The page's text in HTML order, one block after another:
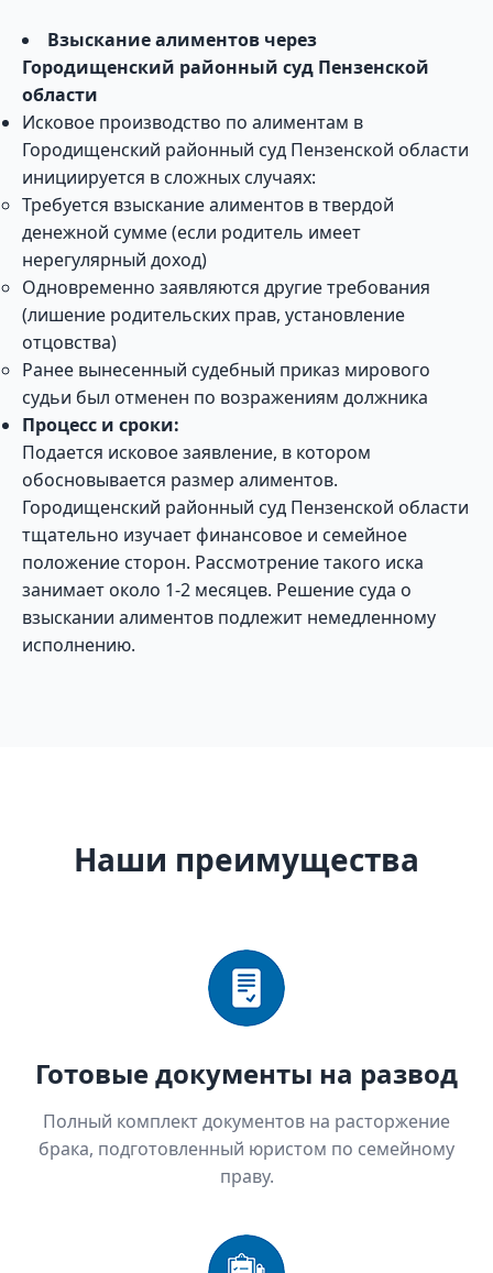
Взыскание алиментов через
Городищенский районный суд Пензенской
области
Исковое производство по алиментам в
Городищенский районный суд Пензенской области
инициируется в сложных случаях:
Требуется взыскание алиментов в твердой
денежной сумме (если родитель имеет
нерегулярный доход)
Одновременно заявляются другие требования
(лишение родительских прав, установление
отцовства)
Ранее вынесенный судебный приказ мирового
судьи был отменен по возражениям должника
Процесс и сроки:
Подается исковое заявление, в котором
обосновывается размер алиментов.
Городищенский районный суд Пензенской области
тщательно изучает финансовое и семейное
положение сторон. Рассмотрение такого иска
занимает около 1-2 месяцев. Решение суда о
взыскании алиментов подлежит немедленному
исполнению.
Наши преимущества
Готовые документы на развод
Полный комплект документов на расторжение
брака, подготовленный юристом по семейному
праву.